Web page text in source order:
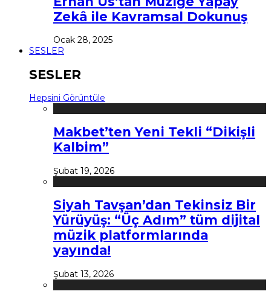
Zekâ ile Kavramsal Dokunuş
Ocak 28, 2025
SESLER
SESLER
Hepsini Görüntüle
Makbet’ten Yeni Tekli “Dikişli
Kalbim”
Şubat 19, 2026
Siyah Tavşan’dan Tekinsiz Bir
Yürüyüş: “Üç Adım” tüm dijital
müzik platformlarında
yayında!
Şubat 13, 2026